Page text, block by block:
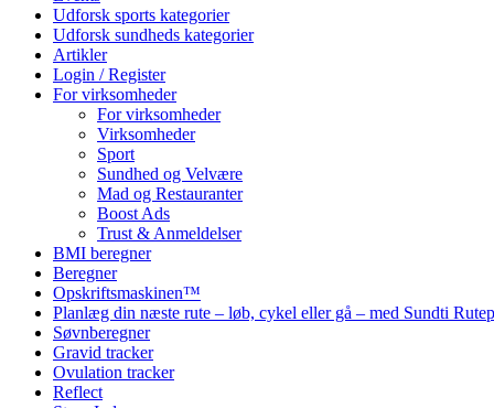
Udforsk sports kategorier
Udforsk sundheds kategorier
Artikler
Login / Register
For virksomheder
For virksomheder
Virksomheder
Sport
Sundhed og Velvære
Mad og Restauranter
Boost Ads
Trust & Anmeldelser
BMI beregner
Beregner
Opskriftsmaskinen™
Planlæg din næste rute – løb, cykel eller gå – med Sundti
Søvnberegner
Gravid tracker
Ovulation tracker
Reflect